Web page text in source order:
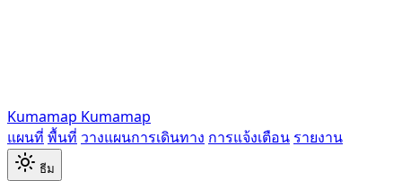
Kumamap Kumamap
แผนที่ พื้นที่ วางแผนการเดินทาง การแจ้งเตือน รายงาน
ธีม